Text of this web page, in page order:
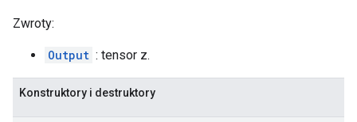
Zwroty:
Output : tensor z.
Konstruktory i destruktory